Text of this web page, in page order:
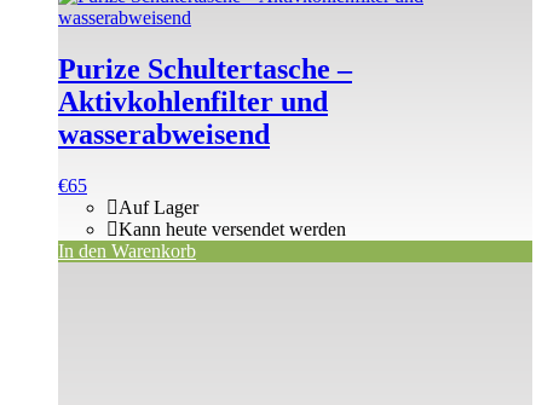
Purize Schultertasche –
Aktivkohlenfilter und
wasserabweisend
€65
Auf Lager
Kann heute versendet werden
In den Warenkorb